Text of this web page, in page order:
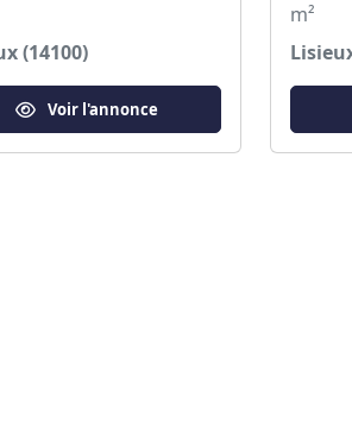
(14100)
Voir l'annonce
m²